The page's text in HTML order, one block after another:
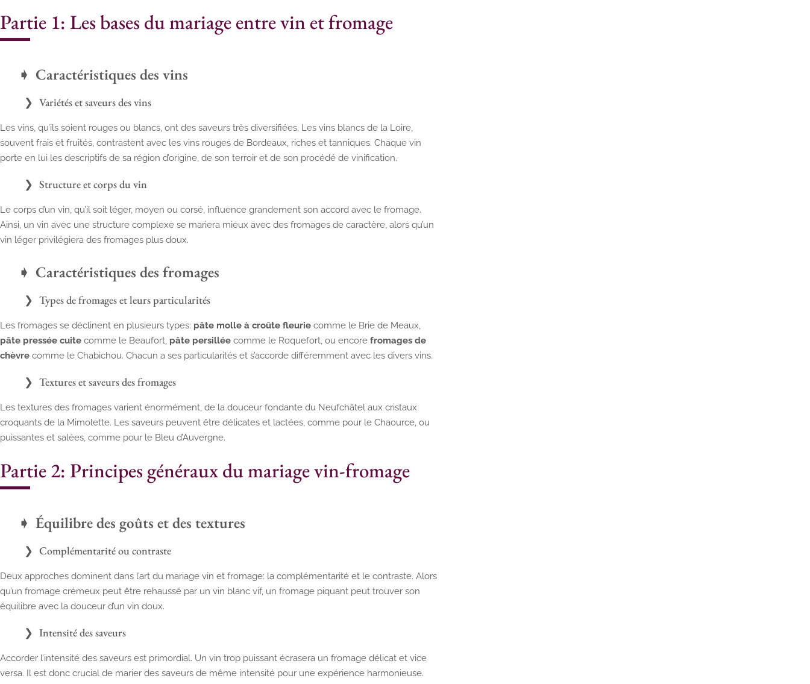
Partie 1: Les bases du mariage entre vin et fromage
Caractéristiques des vins
Variétés et saveurs des vins
Les vins, qu’ils soient rouges ou blancs, ont des saveurs très diversifiées. Les vins blancs de la Loire,
souvent frais et fruités, contrastent avec les vins rouges de Bordeaux, riches et tanniques. Chaque vin
porte en lui les descriptifs de sa région d’origine, de son terroir et de son procédé de vinification.
Structure et corps du vin
Le corps d’un vin, qu’il soit léger, moyen ou corsé, influence grandement son accord avec le fromage.
Ainsi, un vin avec une structure complexe se mariera mieux avec des fromages de caractère, alors qu’un
vin léger privilégiera des fromages plus doux.
Caractéristiques des fromages
Types de fromages et leurs particularités
Les fromages se déclinent en plusieurs types: pâte molle à croûte fleurie comme le Brie de Meaux,
pâte pressée cuite comme le Beaufort, pâte persillée comme le Roquefort, ou encore fromages de
chèvre comme le Chabichou. Chacun a ses particularités et s’accorde différemment avec les divers vins.
Textures et saveurs des fromages
Les textures des fromages varient énormément, de la douceur fondante du Neufchâtel aux cristaux
croquants de la Mimolette. Les saveurs peuvent être délicates et lactées, comme pour le Chaource, ou
puissantes et salées, comme pour le Bleu d’Auvergne.
Partie 2: Principes généraux du mariage vin-fromage
Équilibre des goûts et des textures
Complémentarité ou contraste
Deux approches dominent dans l’art du mariage vin et fromage: la complémentarité et le contraste. Alors
qu’un fromage crémeux peut être rehaussé par un vin blanc vif, un fromage piquant peut trouver son
équilibre avec la douceur d’un vin doux.
Intensité des saveurs
Accorder l’intensité des saveurs est primordial. Un vin trop puissant écrasera un fromage délicat et vice
versa. Il est donc crucial de marier des saveurs de même intensité pour une expérience harmonieuse.